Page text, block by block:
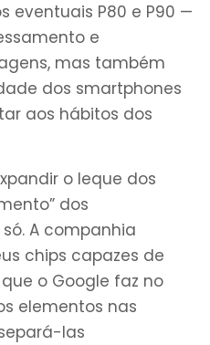
eventuais P80 e P90 —
e
mas também
dos smartphones
aos hábitos dos
o leque dos
dos
A companhia
chips capazes de
o Google faz no
elementos nas
las